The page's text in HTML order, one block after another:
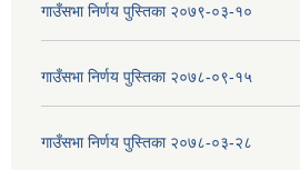
गाउँसभा निर्णय पुस्तिका २०७९-०३-१०
गाउँसभा निर्णय पुस्तिका २०७८-०९-१५
गाउँसभा निर्णय पुस्तिका २०७८-०३-२८